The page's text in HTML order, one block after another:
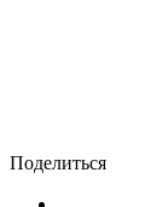
Поделиться